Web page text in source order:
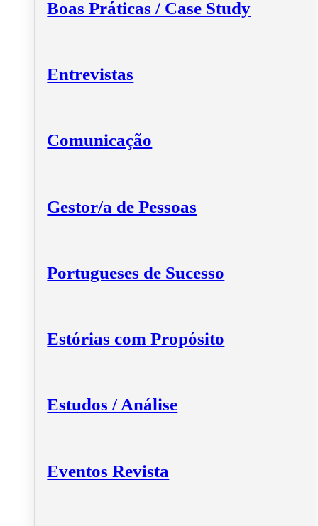
Boas Práticas / Case Study
Entrevistas
Comunicação
Gestor/a de Pessoas
Portugueses de Sucesso
Estórias com Propósito
Estudos / Análise
Eventos Revista